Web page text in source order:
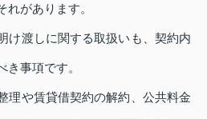
があります。
け渡しに関する取扱いも、契約内
事項です。
理や賃貸借契約の解約、公共料金